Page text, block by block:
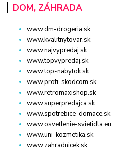
DOM, ZÁHRADA
www.dm-drogeria.sk
www.kvalitnytovar.sk
www.najvypredaj.sk
www.topvypredaj.sk
www.top-nabytok.sk
www.proti-skodcom.sk
www.retromaxishop.sk
www.superpredajca.sk
www.spotrebice-domace.sk
www.osvetlenie-svietidla.eu
www.uni-kozmetika.sk
www.zahradnicek.sk